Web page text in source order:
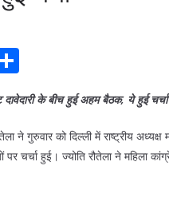
h
ar
e
दावेदारी के बीच हुई अहम बैठक, ये हुई चर्चा
ने गुरुवार को दिल्ली में राष्ट्रीय
चर्चा हुई। ज्योति रौतेला ने महिला